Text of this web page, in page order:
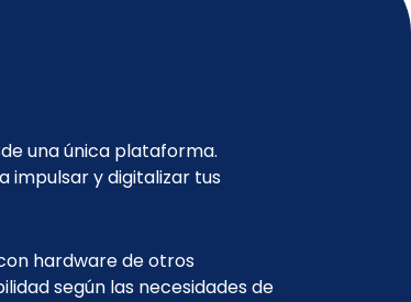
una única plataforma.
impulsar y digitalizar tus
hardware de otros
según las necesidades de